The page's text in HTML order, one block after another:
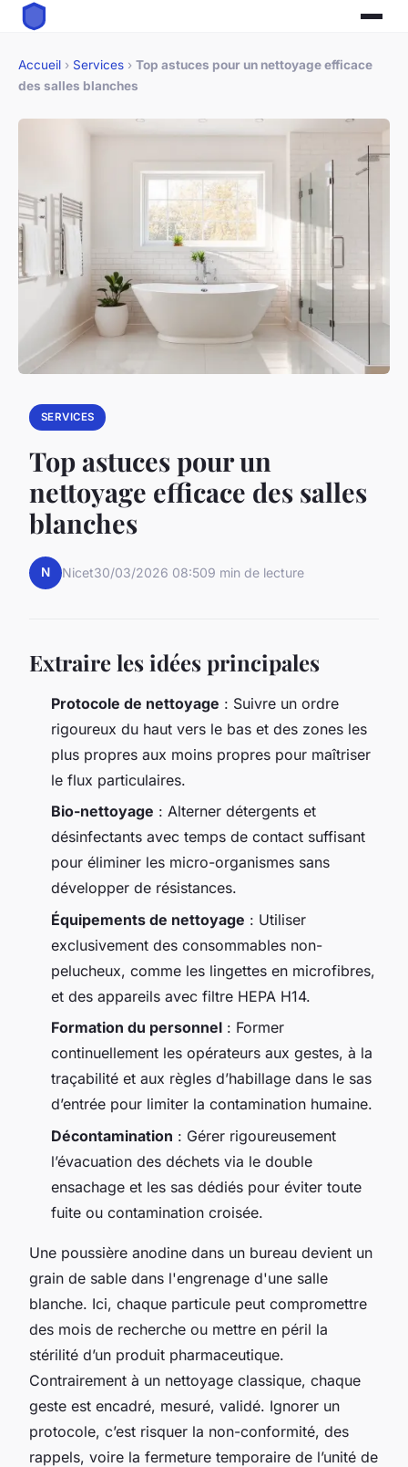
Accueil › Services › Top astuces pour un nettoyage efficace
des salles blanches
SERVICES
Top astuces pour un
nettoyage efficace des salles
blanches
N Nicet30/03/2026 08:509 min de lecture
Extraire les idées principales
Protocole de nettoyage : Suivre un ordre
rigoureux du haut vers le bas et des zones les
plus propres aux moins propres pour maîtriser
le flux particulaires.
Bio-nettoyage : Alterner détergents et
désinfectants avec temps de contact suffisant
pour éliminer les micro-organismes sans
développer de résistances.
Équipements de nettoyage : Utiliser
exclusivement des consommables non-
pelucheux, comme les lingettes en microfibres,
et des appareils avec filtre HEPA H14.
Formation du personnel : Former
continuellement les opérateurs aux gestes, à la
traçabilité et aux règles d’habillage dans le sas
d’entrée pour limiter la contamination humaine.
Décontamination : Gérer rigoureusement
l’évacuation des déchets via le double
ensachage et les sas dédiés pour éviter toute
fuite ou contamination croisée.
Une poussière anodine dans un bureau devient un
grain de sable dans l'engrenage d'une salle
blanche. Ici, chaque particule peut compromettre
des mois de recherche ou mettre en péril la
stérilité d’un produit pharmaceutique.
Contrairement à un nettoyage classique, chaque
geste est encadré, mesuré, validé. Ignorer un
protocole, c’est risquer la non-conformité, des
rappels, voire la fermeture temporaire de l’unité de